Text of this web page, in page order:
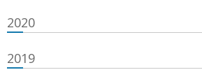
2020
2019